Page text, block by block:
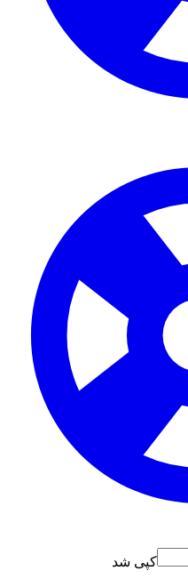
کپی شد